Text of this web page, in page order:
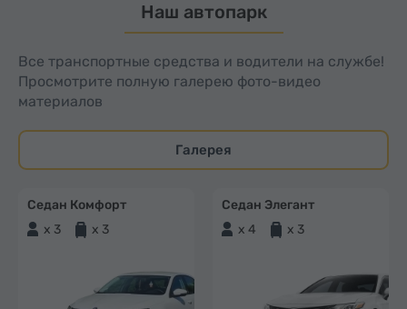
Наш автопарк
Все транспортные средства и водители на службе!
Просмотрите полную галерею фото-видео
материалов
Галерея
Седан Комфорт
x 3
x 3
Седан Элегант
x 4
x 3